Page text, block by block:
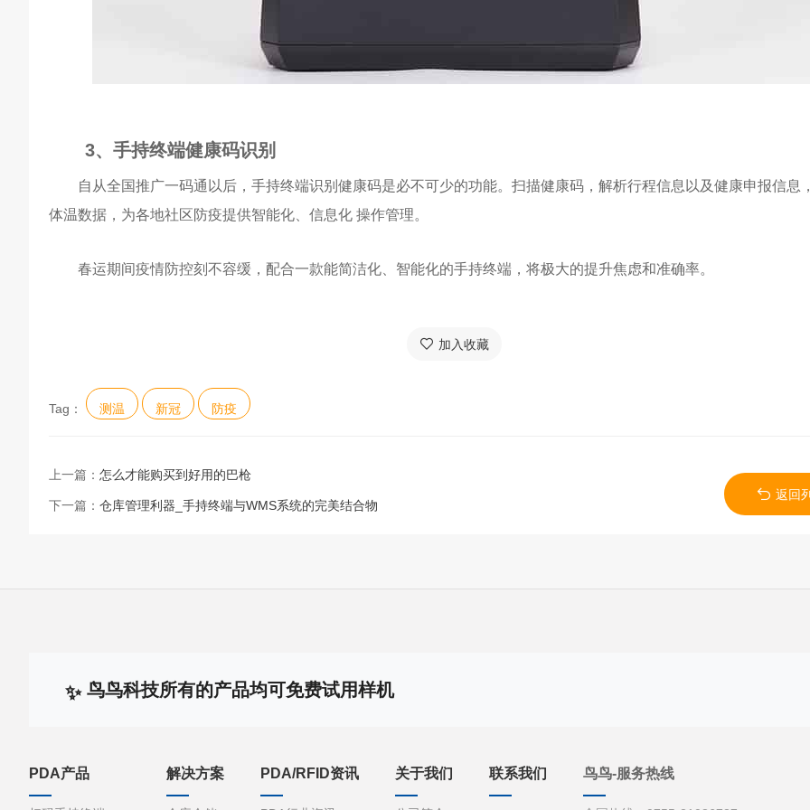
3、手持终端健康码识别
自从全国推广一码通以后，手持终端识别健康码是必不可少的功能。扫描健康码，解析行程信息以及健康申报信息
体温数据，为各地社区防疫提供智能化、信息化 操作管理。
春运期间疫情防控刻不容缓，配合一款能简洁化、智能化的手持终端，将极大的提升焦虑和准确率。
加入收藏
Tag： 测温 新冠 防疫
上一篇： 怎么才能购买到好用的巴枪
下一篇： 仓库管理利器_手持终端与WMS系统的完美结合物
返回
鸟鸟科技所有的产品均可免费试用样机
PDA产品 解决方案 PDA/RFID资讯 关于我们 联系我们 鸟鸟-服务热线